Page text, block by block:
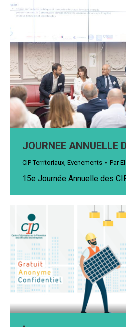
JOURNEE ANNUELLE
CIP Territoriaux, Evenements Par
15e Journée Annuelle des